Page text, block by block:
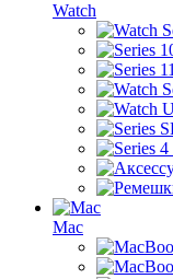
Watch
Mac